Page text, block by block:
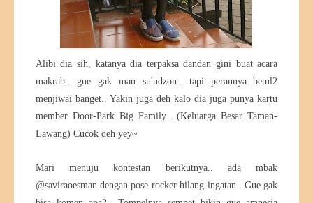
Alibi dia sih, katanya dia terpaksa dandan gini buat acara
makrab.. gue gak mau su'udzon.. tapi perannya betul2
menjiwai banget.. Yakin juga deh kalo dia juga punya kartu
member Door-Park Big Family.. (Keluarga Besar Taman-
Lawang) Cucok deh yey~
Mari menuju kontestan berikutnya.. ada mbak
@saviraoesman dengan pose rocker hilang ingatan.. Gue gak